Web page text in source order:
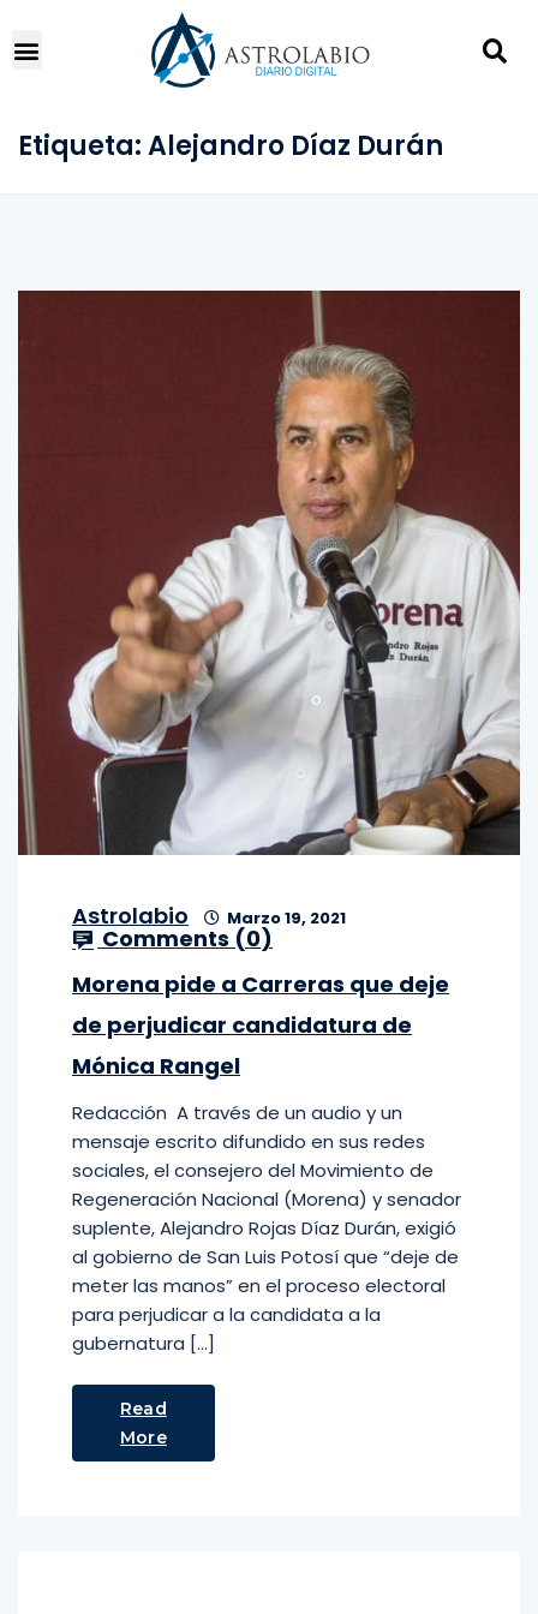
Etiqueta:Alejandro Díaz Durán
Astrolabio Marzo 19, 2021
Comments (0)
Morena pide a Carreras que deje
de perjudicar candidatura de
Mónica Rangel
Redacción A través de un audio y un
mensaje escrito difundido en sus redes
sociales, el consejero del Movimiento de
Regeneración Nacional (Morena) y senador
suplente, Alejandro Rojas Díaz Durán, exigió
al gobierno de San Luis Potosí que “deje de
meter las manos” en el proceso electoral
para perjudicar a la candidata a la
gubernatura […]
Read
More